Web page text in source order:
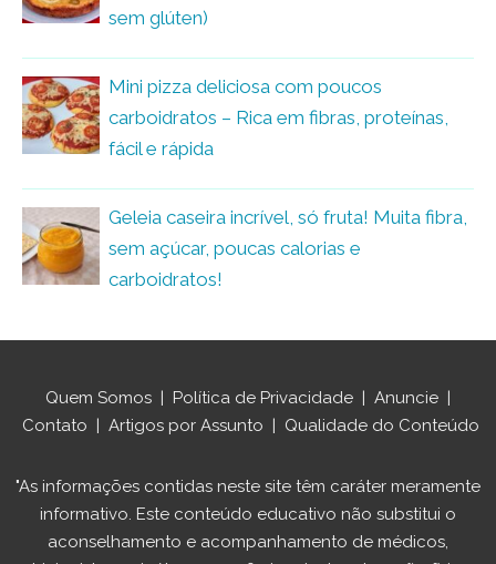
sem glúten)
Mini pizza deliciosa com poucos
carboidratos – Rica em fibras, proteínas,
fácil e rápida
Geleia caseira incrível, só fruta! Muita fibra,
sem açúcar, poucas calorias e
carboidratos!
Quem Somos Política de Privacidade Anuncie
Contato
Artigos por Assunto Qualidade do Conteúdo
"As informações contidas neste site têm caráter meramente
informativo. Este conteúdo educativo não substitui o
aconselhamento e acompanhamento de médicos,